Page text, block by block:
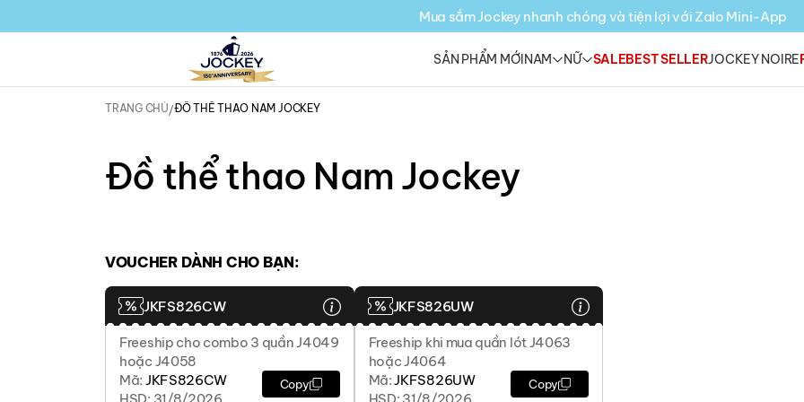
Mua sắm Jockey nhanh chóng và tiện lợi với Zalo Mini-App
SẢN PHẨM MỚINAM NỮ SALEBEST SELLERJOCKEY NOIRE
TRANG CHỦ ĐỒ THỂ THAO NAM JOCKEY
Đồ thể thao Nam Jockey
VOUCHER DÀNH CHO BẠN:
JKFS826CW
Freeship cho combo 3 quần J4049
hoặc J4058
Mã: JKFS826CW
Copy
JKFS826UW
Freeship khi mua quần lót J4063
hoặc J4064
Mã:JKFS826UW
Copy